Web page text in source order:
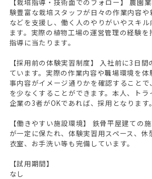
験豊富な栽培スタッフが日々の作業内容や
などを支援し、働く人のやりがいやスキ
ます。実際の植物工場の運営管理の経験
指導に当たります。
【採用前の体験実習制度】 入社前に3日
ています。実際の作業内容や職場環境を
事内容がイメージ通りかを確認すること
を少なくすることができます。本人、トラ
企業の3者がOKであれば、採用となります。
【働きやすい施設環境】 鉄骨平屋建ての
が一定に保たれ、体験実習用スペース、休
衣室、お手洗い等も完備しています。
【試用期間】
なし